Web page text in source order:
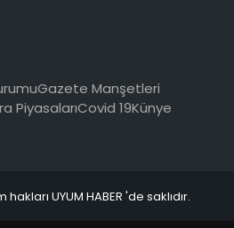
Gazete Manşetleri
PiyasalarıCovid 19Künye
UYUM HABER 'de saklıdır.